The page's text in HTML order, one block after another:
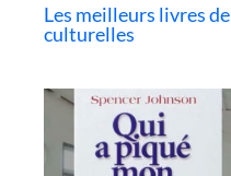
Les meilleurs livres
culturelles